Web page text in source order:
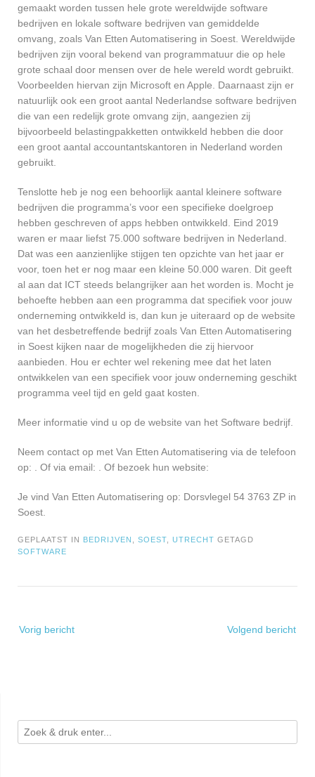
gemaakt worden tussen hele grote wereldwijde software
bedrijven en lokale software bedrijven van gemiddelde
omvang, zoals Van Etten Automatisering in Soest. Wereldwijde
bedrijven zijn vooral bekend van programmatuur die op hele
grote schaal door mensen over de hele wereld wordt gebruikt.
Voorbeelden hiervan zijn Microsoft en Apple. Daarnaast zijn er
natuurlijk ook een groot aantal Nederlandse software bedrijven
die van een redelijk grote omvang zijn, aangezien zij
bijvoorbeeld belastingpakketten ontwikkeld hebben die door
een groot aantal accountantskantoren in Nederland worden
gebruikt.
Tenslotte heb je nog een behoorlijk aantal kleinere software
bedrijven die programma’s voor een specifieke doelgroep
hebben geschreven of apps hebben ontwikkeld. Eind 2019
waren er maar liefst 75.000 software bedrijven in Nederland.
Dat was een aanzienlijke stijgen ten opzichte van het jaar er
voor, toen het er nog maar een kleine 50.000 waren. Dit geeft
al aan dat ICT steeds belangrijker aan het worden is. Mocht je
behoefte hebben aan een programma dat specifiek voor jouw
onderneming ontwikkeld is, dan kun je uiteraard op de website
van het desbetreffende bedrijf zoals Van Etten Automatisering
in Soest kijken naar de mogelijkheden die zij hiervoor
aanbieden. Hou er echter wel rekening mee dat het laten
ontwikkelen van een specifiek voor jouw onderneming geschikt
programma veel tijd en geld gaat kosten.
Meer informatie vind u op de website van het Software bedrijf.
Neem contact op met Van Etten Automatisering via de telefoon
op: . Of via email:
. Of bezoek hun website:
Je vind Van Etten Automatisering op: Dorsvlegel 54 3763 ZP in
Soest.
GEPLAATST IN BEDRIJVEN SOEST UTRECHT GETAGD
SOFTWARE
navigatie
Vorig bericht Volgend bericht